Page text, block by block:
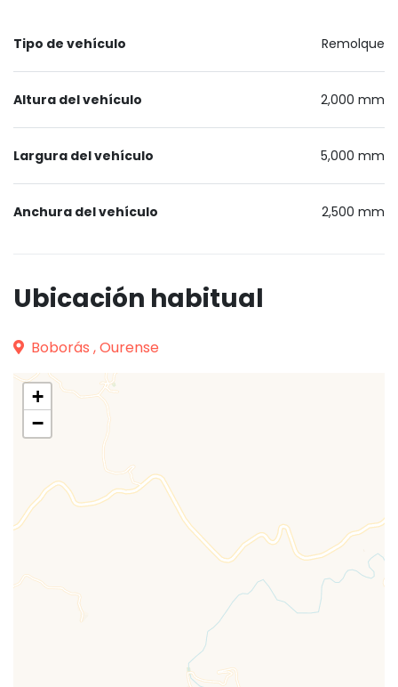
Tipo de vehículo Remolque
Altura del vehículo 2,000 mm
Largura del vehículo 5,000 mm
Anchura del vehículo 2,500 mm
Ubicación habitual
Boborás , Ourense
+
−